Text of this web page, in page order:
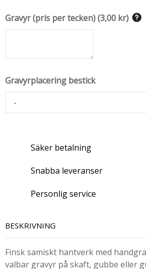
Gravyr (pris per tecken)(3,00 kr)
Gravyrplacering bestick
Säker betalning
Snabba leveranser
Personlig service
BESKRIVNING
Finsk samiskt hantverk med
valbar gravyr på skaft, gubbe eller